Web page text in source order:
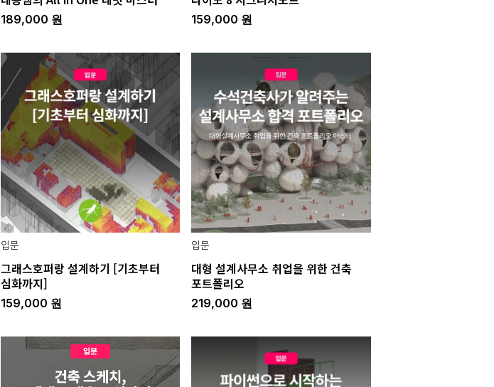
189,000 원 159,000 원
입문
그래스호퍼랑 설계하기 [기초부터
심화까지]
159,000 원
입문
대형 설계사무소 취업을 위한 건축
포트폴리오
219,000 원